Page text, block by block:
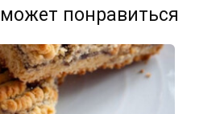
понравиться